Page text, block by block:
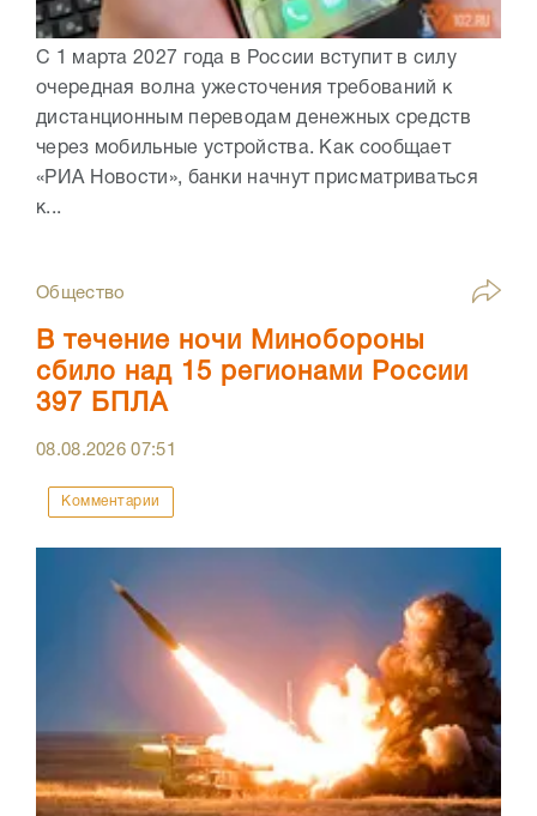
С 1 марта 2027 года в России вступит в силу
очередная волна ужесточения требований к
дистанционным переводам денежных средств
через мобильные устройства. Как сообщает
«РИА Новости», банки начнут присматриваться
к...
Общество
В течение ночи Минобороны
сбило над 15 регионами России
397 БПЛА
08.08.202607:51
Комментарии